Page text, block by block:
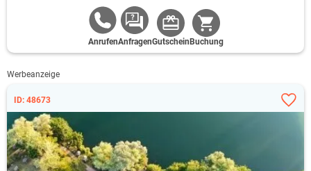
AnrufenAnfragenGutschein Buchung
Werbeanzeige
ID: 48673